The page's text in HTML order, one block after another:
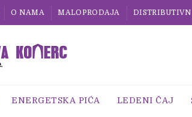
O NAMA MALOPRODAJA
ENERGETSKA PIĆA LEDENI ČAJ